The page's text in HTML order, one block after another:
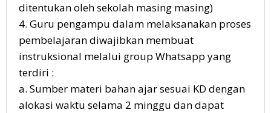
ditentukan oleh sekolah masing masing)
4. Guru pengampu dalam melaksanakan proses
pembelajaran diwajibkan membuat
instruksional melalui group Whatsapp yang
terdiri :
a. Sumber materi bahan ajar sesuai KD dengan
alokasi waktu selama 2 minggu dan dapat